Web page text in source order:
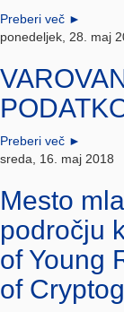
Preberi več ►
ponedeljek, 28. maj
Preberi več ►
sreda, 16. maj 2018
Mesto
področju
of Young
of